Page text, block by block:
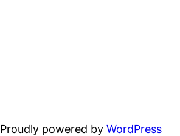
Proudly powered by WordPress